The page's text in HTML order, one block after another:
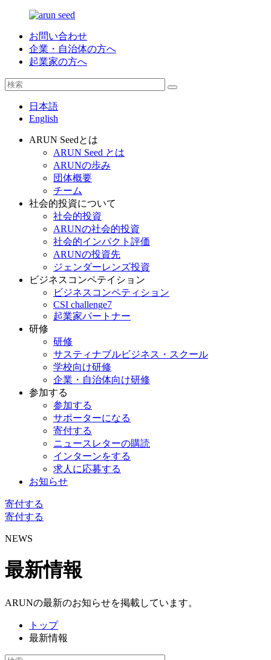
お問い合わせ
企業・自治体の方へ
起業家の方へ
日本語
English
ARUN Seedとは
ARUN Seed とは
ARUNの歩み
団体概要
チーム
社会的投資について
社会的投資
ARUNの社会的投資
社会的インパクト評価
ARUNの投資先
ジェンダーレンズ投資
ビジネスコンペテイション
ビジネスコンペティション
CSI challenge7
起業家パートナー
研修
研修
サスティナブルビジネス・スクール
学校向け研修
企業・自治体向け研修
参加する
参加する
サポーターになる
寄付する
ニュースレターの購読
インターンをする
求人に応募する
お知らせ
寄付する
寄付する
NEWS
最新情報
ARUNの最新のお知らせを掲載しています。
トップ
最新情報